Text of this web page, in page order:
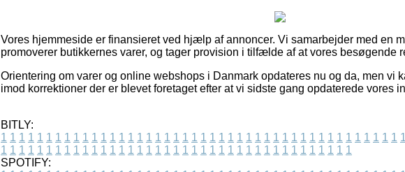
Vores hjemmeside er finansieret ved hjælp af annoncer. Vi samarbejder med en
promoverer butikkernes varer, og tager provision i tilfælde af at vores besøgende
Orientering om varer og online webshops i Danmark opdateres nu og da, men vi
imod korrektioner der er blevet foretaget efter at vi sidste gang opdaterede vores
BITLY:
1 1 1 1 1 1 1 1 1 1 1 1 1 1 1 1 1 1 1 1 1 1 1 1 1 1 1 1 1 1 1 1 1 1 1 1 1 1 1 1 1 1 1 1 1
1 1 1 1 1 1 1 1 1 1 1 1 1 1 1 1 1 1 1 1 1 1 1 1 1 1 1 1 1 1 1 1 1 1 1 1 1 1 1
SPOTIFY: